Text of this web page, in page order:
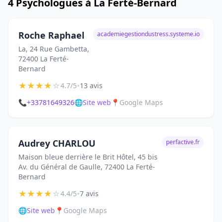
4 Psychologues à La Ferté-Bernard
Roche Raphael
La, 24 Rue Gambetta,
72400 La Ferté-
Bernard
academiegestiondustress.systeme.io
★★★★☆4.7/5•13 avis
📞+33781649326🌐Site web 📍 Google Maps
Audrey CHARLOU
Maison bleue derrière le Brit Hôtel, 45 bis
Av. du Général de Gaulle, 72400 La Ferté-
Bernard
perfactive.fr
★★★★☆4.4/5•7 avis
🌐Site web 📍 Google Maps